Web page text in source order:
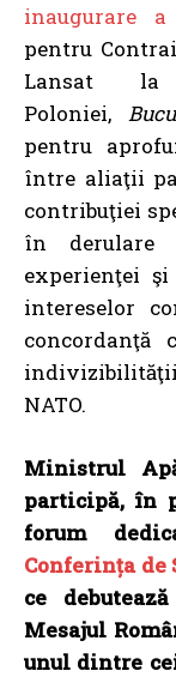
inaugurare
pentru
Lansat
Poloniei,
pentru
între aliaţii
contribuţiei
în derulare
experienţei
intereselor
NATO.
Ministrul
participă, în
forum
Conferința de
ce
Mesajul
unul dintre